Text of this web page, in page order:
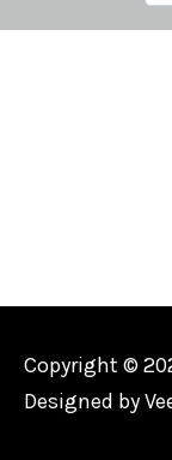
Copyright ©
Designed by